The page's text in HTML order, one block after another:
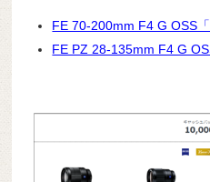
FE 70-200mm F4 G OSS「
FE PZ 28-135mm F4 G